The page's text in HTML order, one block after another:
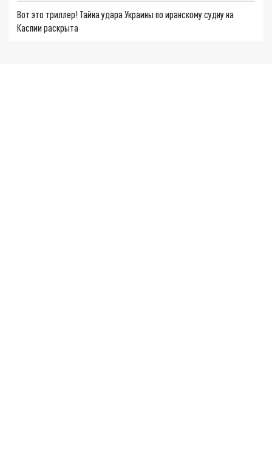
Вот это триллер! Тайна удара Украины по иранскому судну на
Каспии раскрыта